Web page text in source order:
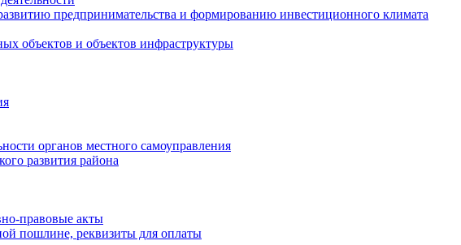
предпринимательства и формированию инвестиционного климата
объектов и объектов инфраструктуры
органов местного самоуправления
развития района
правовые акты
пошлине, реквизиты для оплаты